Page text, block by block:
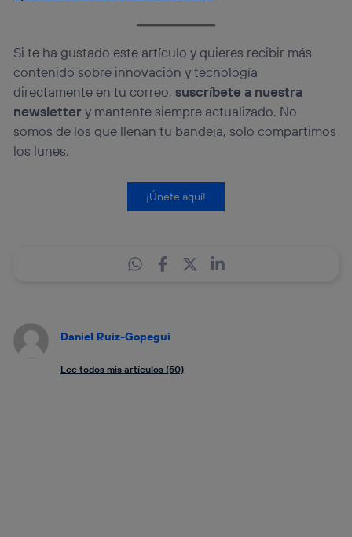
Si te ha gustado este artículo y quieres recibir más
contenido sobre innovación y tecnología
directamente en tu correo,suscríbete a nuestra
newslettery mantente siempre actualizado. No
somos de los que llenan tu bandeja, solo compartimos
los lunes.
¡Únete aquí!
Daniel Ruiz-Gopegui
Lee todos mis artículos (50)